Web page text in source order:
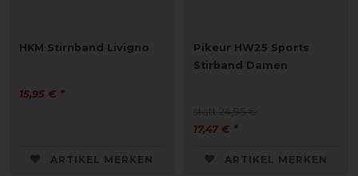
HKM Stirnband Livigno
15,95 € *
ARTIKEL MERKEN
Pikeur HW25 Sports
Stirband Damen
17,47 € *
ARTIKEL MERKEN